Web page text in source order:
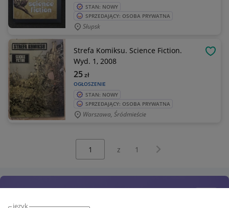
język
STAN: NOWY
SPRZEDAJĄCY: OSOBA PRYWATNA
Słupsk
Strefa Komiksu. Science Fiction.
Wyd. 1, 2008
OGŁOSZENIE
25zł
STAN: NOWY
SPRZEDAJĄCY: OSOBA PRYWATNA
Warszawa, Śródmieście
z 1 Następna strona